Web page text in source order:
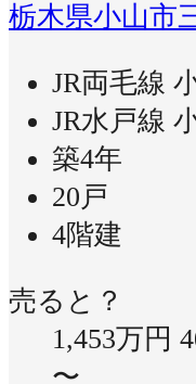
栃木県小山市
JR両毛線
JR水戸線
築4年
20戸
4階建
売ると？
1,453万円
〜